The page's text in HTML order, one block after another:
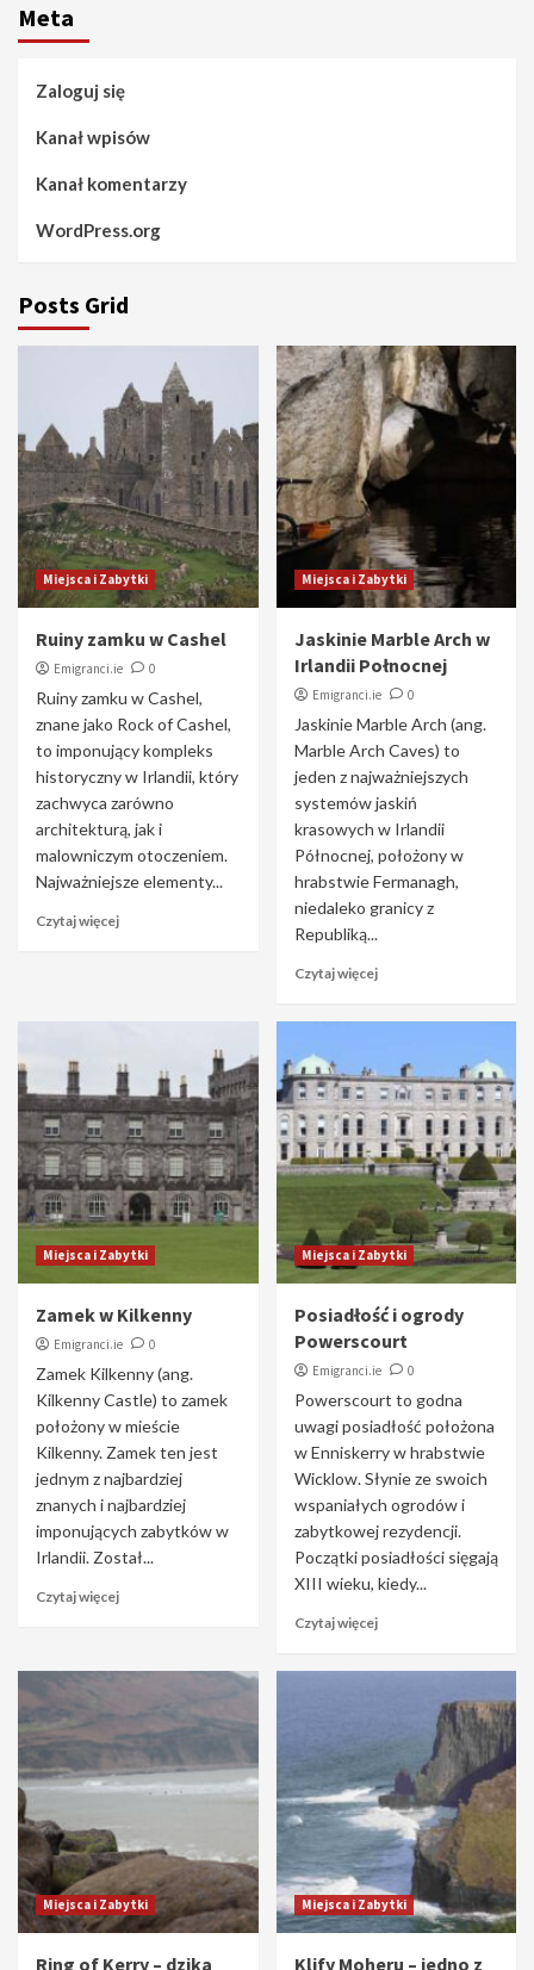
Meta
Zaloguj się
Kanał wpisów
Kanał komentarzy
WordPress.org
Posts Grid
Miejsca i Zabytki
Ruiny zamku w Cashel
Emigranci.ie 0
Ruiny zamku w Cashel,
znane jako Rock of Cashel,
to imponujący kompleks
historyczny w Irlandii, który
zachwyca zarówno
architekturą, jak i
malowniczym otoczeniem.
Najważniejsze elementy...
Czytaj więcej
Miejsca i Zabytki
Jaskinie Marble Arch w
Irlandii Połnocnej
Emigranci.ie 0
Jaskinie Marble Arch (ang.
Marble Arch Caves) to
jeden z najważniejszych
systemów jaskiń
krasowych w Irlandii
Północnej, położony w
hrabstwie Fermanagh,
niedaleko granicy z
Republiką...
Czytaj więcej
Miejsca i Zabytki
Zamek w Kilkenny
Emigranci.ie 0
Zamek Kilkenny (ang.
Kilkenny Castle) to zamek
położony w mieście
Kilkenny. Zamek ten jest
jednym z najbardziej
znanych i najbardziej
imponujących zabytków w
Irlandii. Został...
Czytaj więcej
Miejsca i Zabytki
Posiadłość i ogrody
Powerscourt
Emigranci.ie 0
Powerscourt to godna
uwagi posiadłość położona
w Enniskerry w hrabstwie
Wicklow. Słynie ze swoich
wspaniałych ogrodów i
zabytkowej rezydencji.
Początki posiadłości sięgają
XIII wieku, kiedy...
Czytaj więcej
Miejsca i Zabytki
Ring of Kerry – dzika
Miejsca i Zabytki
Klify Moheru – jedno z